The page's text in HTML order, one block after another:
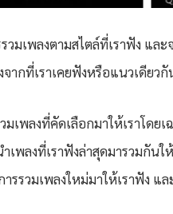
วมเพลงตามสไตล์ที่เราฟัง แล
จากที่เราเคยฟังหรือแนวเดีย
มเพลงที่คัดเลือกมาให้เราโด
เพลงที่เราฟังล่าสุดมารวมกันให้
ารรวมเพลงใหม่มาให้เราฟัง